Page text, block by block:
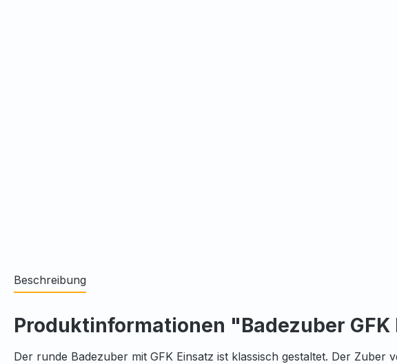
Beschreibung
Produktinformationen "Badezuber
Der runde Badezuber mit GFK Einsatz ist klassisch gestaltet. Der